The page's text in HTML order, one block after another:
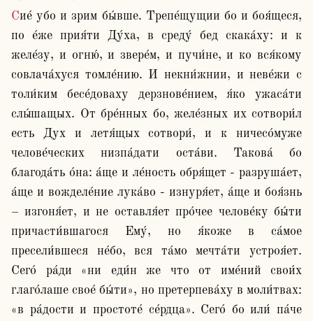
Сие́ убо и зрим бы́вше. Трепе́щущии бо и боя́щеся,
по е́же прия́ти Ду́ха, в среду́ бед скака́ху: и к
желе́зу, и огню́, и звере́м, и пучи́не, и ко вся́кому
совлача́хуся томле́нию. И некни́жнии, и неве́жи с
толи́ким бесе́доваху дерзнове́нием, я́ко ужаса́ти
слы́шащых. От бре́нных бо, желе́зных их сотвори́л
есть Дух и летя́щых сотвори́, и к ничесо́муже
челове́ческих низпа́дати оста́ви. Такова́ бо
благода́ть о́на: а́ще и ле́ность обря́щет - разруша́ет,
а́ще и вожделе́ние лука́во - изнуря́ет, а́ще и боя́знь
– изгоня́ет, и не оставля́ет про́чее челове́ку бы́ти
причасти́вшагося Ему́, но я́коже в са́мое
пресели́вшеся не́бо, вся та́мо мечта́ти устроя́ет.
Сего́ ра́ди «ни еди́н же что от име́ний свои́х
глаго́лаше свое́ бы́ти», но претерпева́ху в моли́твах:
«в ра́дости и простоте́ се́рдца». Сего́ бо или́ па́че